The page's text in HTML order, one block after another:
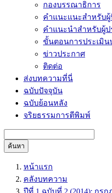
กองบรรณาธิการ
คำแนะแนะสำหรับ
คำแนะนำสำหรับผู้
ขั้นตอนการประเมิน
ข่าวประกาศ
ติดต่อ
ส่งบทความที่นี่
ฉบับปัจจุบัน
ฉบับย้อนหลัง
จริยธรรมการตีพิมพ์
ค้นหา
หน้าแรก
คลังบทความ
ปีที่ 1 ฉบับที่ 2 (2014): กร